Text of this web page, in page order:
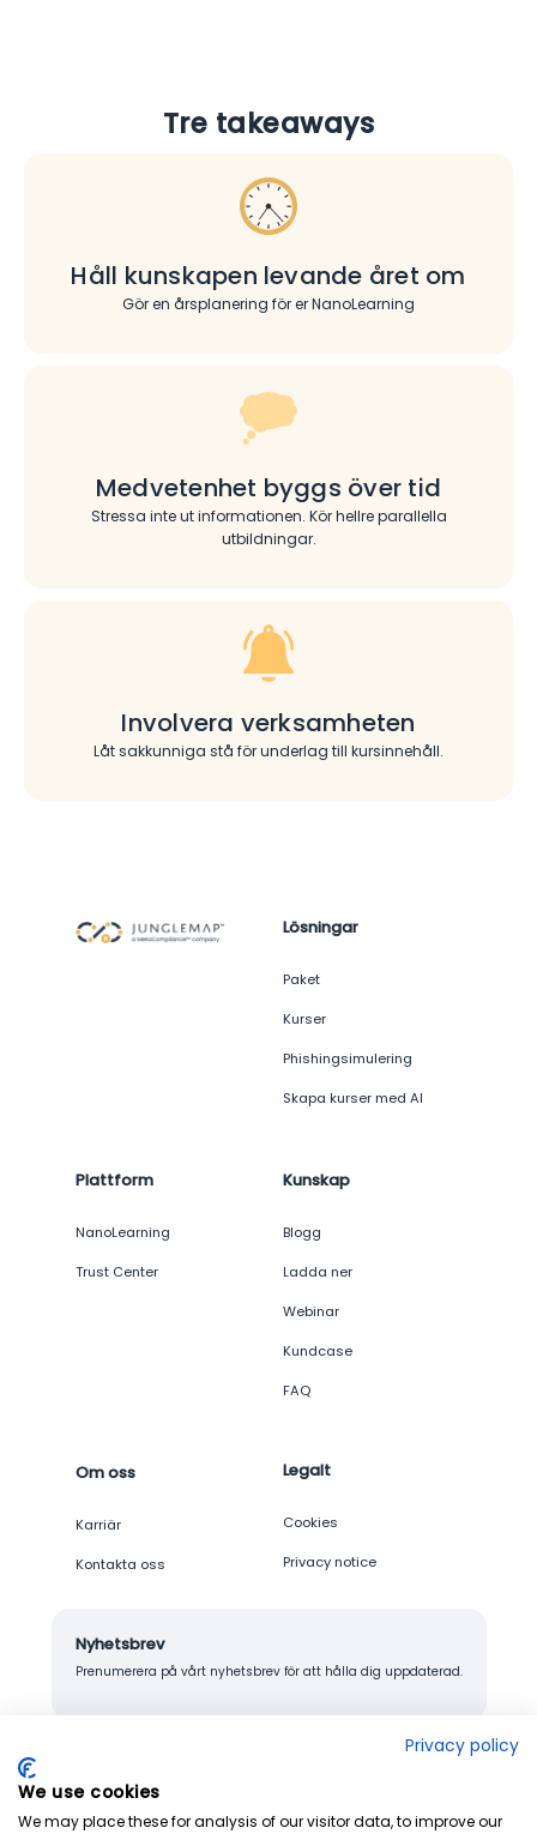
Tre takeaways
Håll kunskapen levande året om
Gör en årsplanering för er NanoLearning
Medvetenhet byggs över tid
Stressa inte ut informationen. Kör hellre parallella
utbildningar.
Involvera verksamheten
Låt sakkunniga stå för underlag till kursinnehåll.
Lösningar
Paket
Kurser
Phishingsimulering
Skapa kurser med AI
Plattform
NanoLearning
Trust Center
Kunskap
Blogg
Ladda ner
Webinar
Kundcase
FAQ
Om oss
Karriär
Kontakta oss
Legalt
Cookies
Privacy notice
Nyhetsbrev
Prenumerera på vårt nyhetsbrev för att hålla dig uppdaterad.
Privacy policy
We use cookies
We may place these for analysis of our visitor data, to improve our